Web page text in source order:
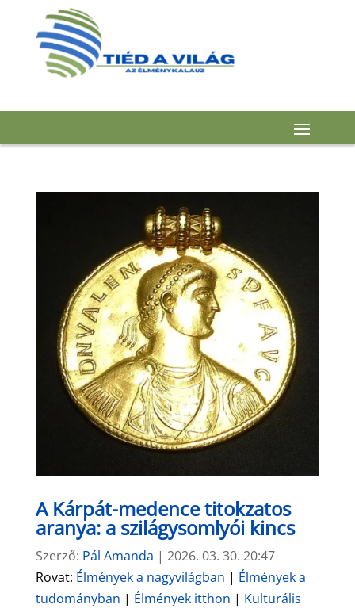
A Kárpát-medence titokzatos
aranya: a szilágysomlyói kincs
Szerző: Pál Amanda | 2026. 03. 30. 20:47
Rovat: Élmények a nagyvilágban | Élmények a
tudományban | Élmények itthon | Kulturális